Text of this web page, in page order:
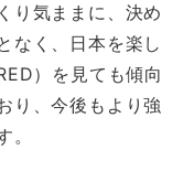
り気ままに、決め
なく、日本を楽し
）を見ても傾向
り、今後もより強
。